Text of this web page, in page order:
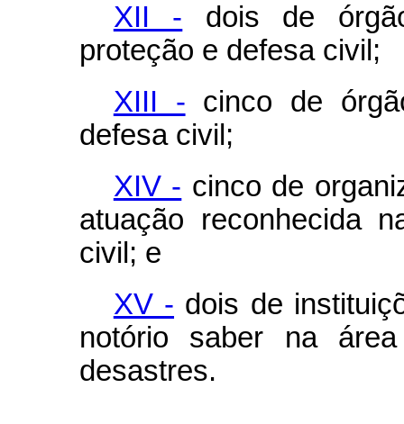
XII - dois de
proteção e defesa civil;
XIII - cinco de
defesa civil;
XIV - cinco de
atuação reconhecida
civil; e
XV - dois de
notório saber na
desastres.